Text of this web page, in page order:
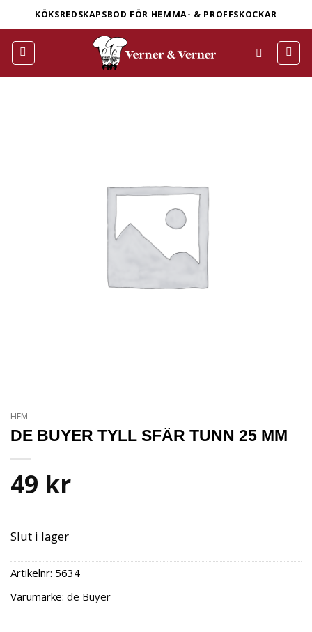
to
content
KÖKSREDSKAPSBOD FÖR HEMMA- & PROFFSKOCKAR
HEM
DE BUYER TYLL SFÄR TUNN 25 MM
49 kr
Slut i lager
Artikelnr: 5634
Varumärke: de Buyer